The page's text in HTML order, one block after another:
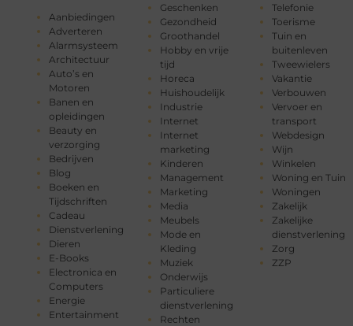
Aanbiedingen
Adverteren
Alarmsysteem
Architectuur
Auto’s en
Motoren
Banen en
opleidingen
Beauty en
verzorging
Bedrijven
Blog
Boeken en
Tijdschriften
Cadeau
Dienstverlening
Dieren
E-Books
Electronica en
Computers
Energie
Entertainment
Geschenken
Gezondheid
Groothandel
Hobby en vrije
tijd
Horeca
Huishoudelijk
Industrie
Internet
Internet
marketing
Kinderen
Management
Marketing
Media
Meubels
Mode en
Kleding
Muziek
Onderwijs
Particuliere
dienstverlening
Rechten
Telefonie
Toerisme
Tuin en
buitenleven
Tweewielers
Vakantie
Verbouwen
Vervoer en
transport
Webdesign
Wijn
Winkelen
Woning en Tuin
Woningen
Zakelijk
Zakelijke
dienstverlening
Zorg
ZZP